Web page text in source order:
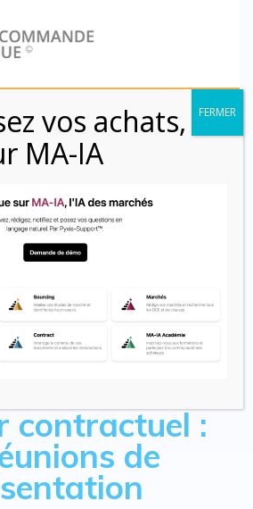
to
content
de
de
/ de projet
: Commande Publique
contractuel :
de
vos achats,
MA-IA
FERMER